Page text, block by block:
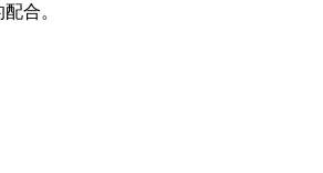
合。